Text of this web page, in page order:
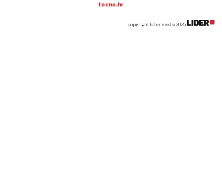
tocno.hr
copyright lider media 2025.